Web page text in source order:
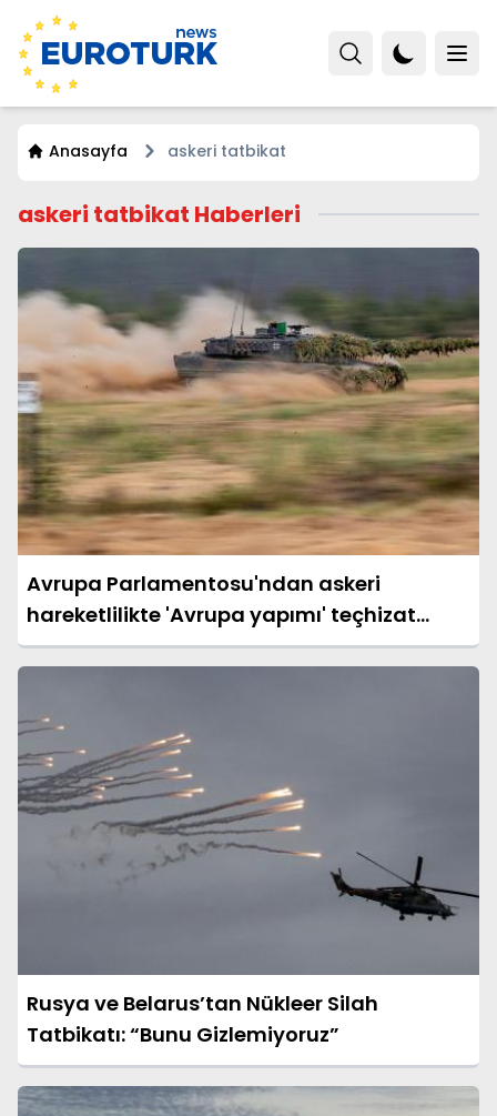
Anasayfa askeri tatbikat
askeri tatbikat Haberleri
Avrupa Parlamentosu'ndan askeri
hareketlilikte 'Avrupa yapımı' teçhizat
talebi
Rusya ve Belarus’tan Nükleer Silah
Tatbikatı: “Bunu Gizlemiyoruz”